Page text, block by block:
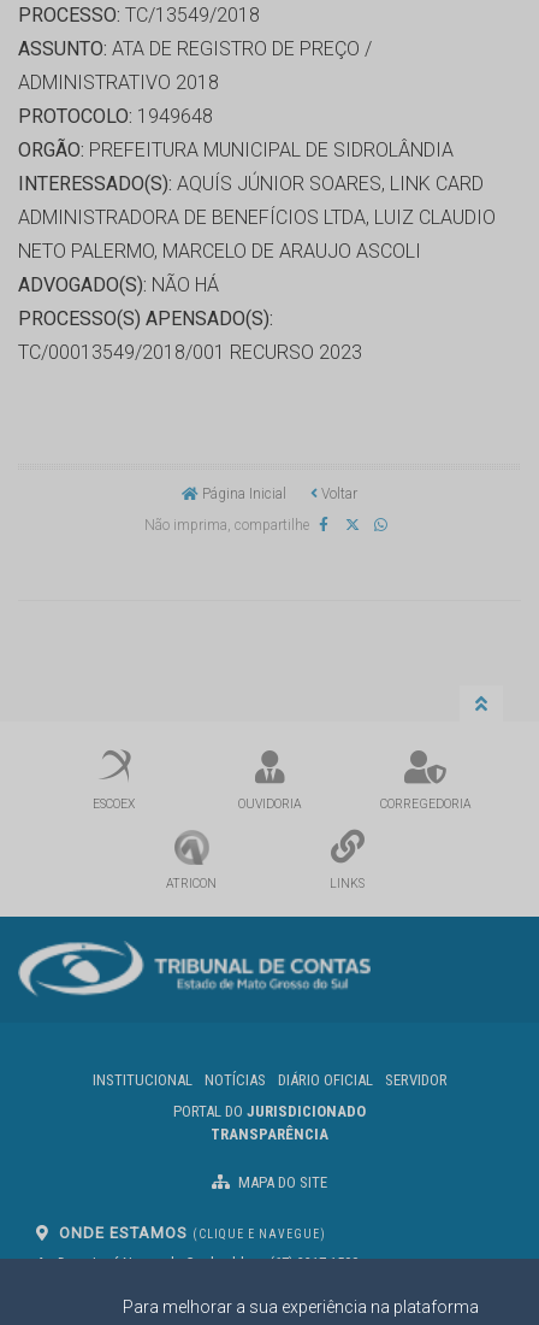
Para melhorar a sua experiência na plataforma
PROCESSO: TC/13549/2018
ASSUNTO: ATA DE REGISTRO DE PREÇO /
ADMINISTRATIVO 2018
PROTOCOLO: 1949648
ORGÃO: PREFEITURA MUNICIPAL DE SIDROLÂNDIA
INTERESSADO(S): AQUÍS JÚNIOR SOARES, LINK CARD
ADMINISTRADORA DE BENEFÍCIOS LTDA, LUIZ CLAUDIO
NETO PALERMO, MARCELO DE ARAUJO ASCOLI
ADVOGADO(S): NÃO HÁ
PROCESSO(S) APENSADO(S):
TC/00013549/2018/001 RECURSO 2023
Página Inicial
Voltar
Não imprima, compartilhe
ESCOEX OUVIDORIA CORREGEDORIA
ATRICON LINKS
INSTITUCIONAL NOTÍCIAS DIÁRIO OFICIAL
SERVIDOR
PORTAL DO JURISDICIONADO
TRANSPARÊNCIA
MAPA DO SITE
ONDE ESTAMOS (CLIQUE E NAVEGUE)
Av. Des. José Nunes da Cunha, bloco
Campo Grande/MS
(67) 3317-1500